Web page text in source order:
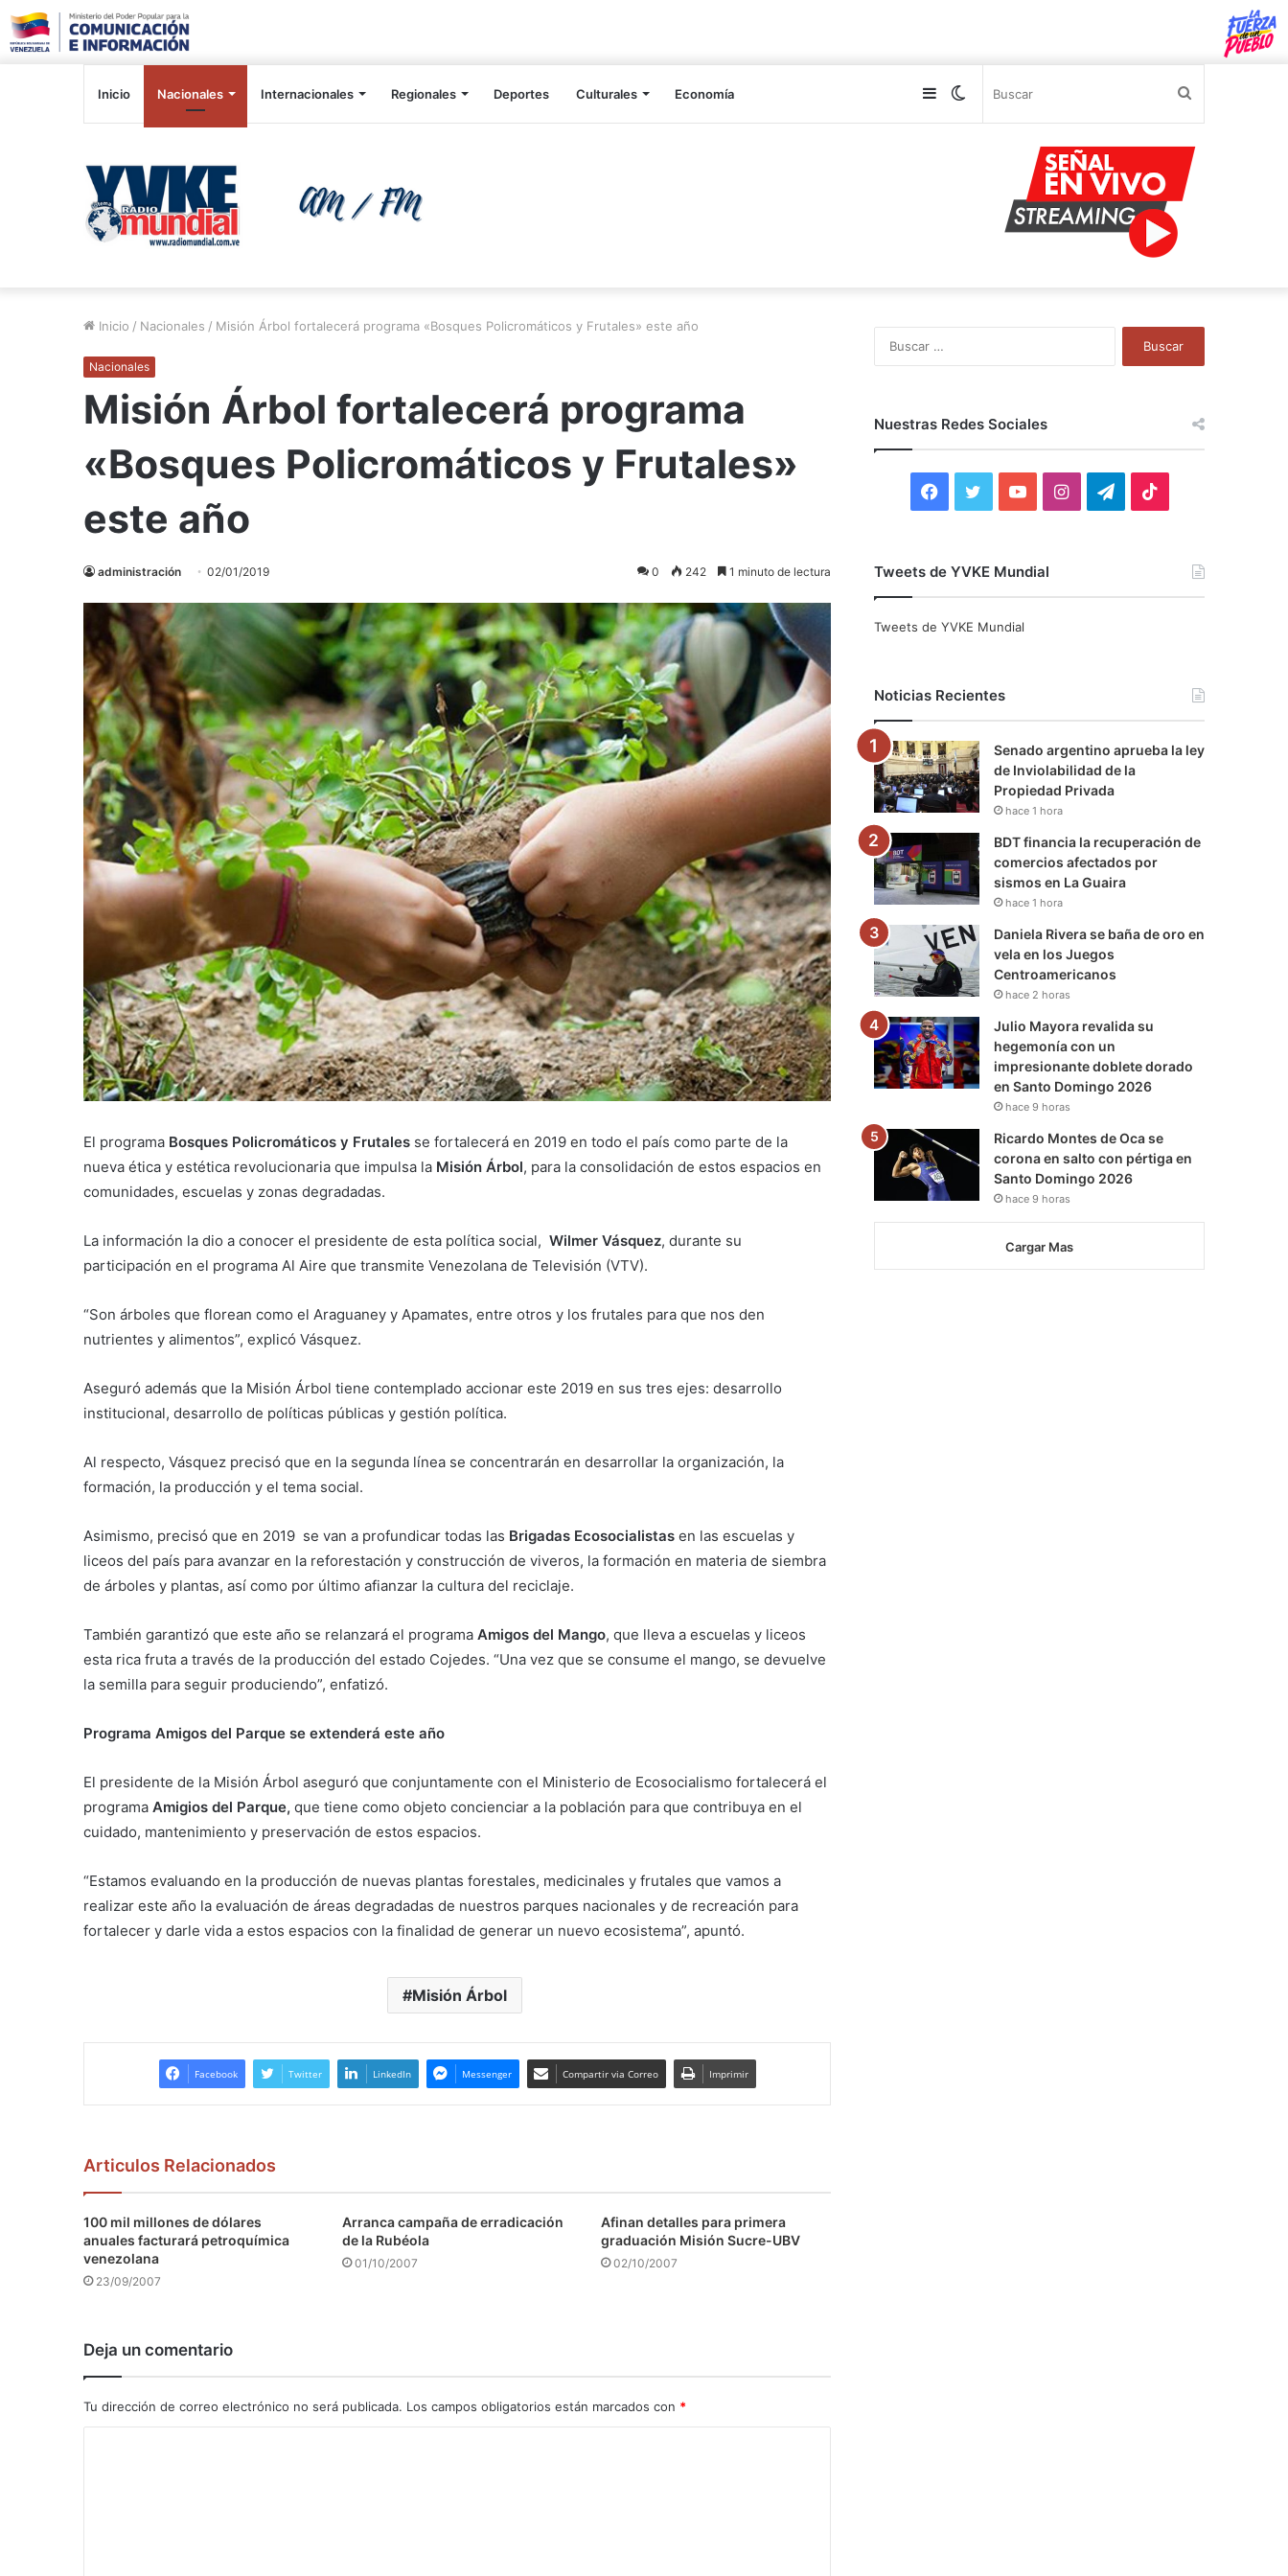
Inicio Nacionales Internacionales Regionales Deportes Culturales Economía Switch
Sidebar
Inicio / Nacionales / Misión Árbol fortalecerá programa «Bosques Policromáticos y Frutales» este año
Nacionales
Misión Árbol fortalecerá programa
«Bosques Policromáticos y Frutales»
este año
administración 02/01/2019 0 242 1 minuto de lectura
El programa Bosques Policromáticos y Frutales se fortalecerá en 2019 en todo el país como parte de la
nueva ética y estética revolucionaria que impulsa la Misión Árbol, para la consolidación de estos espacios en
comunidades, escuelas y zonas degradadas.
La información la dio a conocer el presidente de esta política social, Wilmer Vásquez, durante su
participación en el programa Al Aire que transmite Venezolana de Televisión (VTV).
“Son árboles que florean como el Araguaney y Apamates, entre otros y los frutales para que nos den
nutrientes y alimentos”, explicó Vásquez.
Aseguró además que la Misión Árbol tiene contemplado accionar este 2019 en sus tres ejes: desarrollo
institucional, desarrollo de políticas públicas y gestión política.
Al respecto, Vásquez precisó que en la segunda línea se concentrarán en desarrollar la organización, la
formación, la producción y el tema social.
Asimismo, precisó que en 2019 se van a profundicar todas las Brigadas Ecosocialistas en las escuelas y
liceos del país para avanzar en la reforestación y construcción de viveros, la formación en materia de siembra
de árboles y plantas, así como por último afianzar la cultura del reciclaje.
También garantizó que este año se relanzará el programa Amigos del Mango, que lleva a escuelas y liceos
esta rica fruta a través de la producción del estado Cojedes. “Una vez que se consume el mango, se devuelve
la semilla para seguir produciendo”, enfatizó.
Programa Amigos del Parque se extenderá este año
El presidente de la Misión Árbol aseguró que conjuntamente con el Ministerio de Ecosocialismo fortalecerá el
programa Amigios del Parque, que tiene como objeto concienciar a la población para que contribuya en el
cuidado, mantenimiento y preservación de estos espacios.
“Estamos evaluando en la producción de nuevas plantas forestales, medicinales y frutales que vamos a
realizar este año la evaluación de áreas degradadas de nuestros parques nacionales y de recreación para
fortalecer y darle vida a estos espacios con la finalidad de generar un nuevo ecosistema”, apuntó.
Misión Árbol
Facebook Twitter LinkedIn Messenger Compartir via Correo Imprimir
Articulos Relacionados
100 mil millones de dólares
anuales facturará petroquímica
venezolana
23/09/2007
Arranca campaña de erradicación
de la Rubéola
01/10/2007
Afinan detalles para primera
graduación Misión Sucre-UBV
02/10/2007
Deja un comentario
Tu dirección de correo electrónico no será publicada. Los campos obligatorios están marcados con *
Nuestras Redes Sociales
F
c
o
k
i
r
Y
u
e
I
r
a
m
T
a
m
Tweets de YVKE Mundial
Tweets de YVKE Mundial
Noticias Recientes
Senado argentino aprueba la ley
de Inviolabilidad de la
Propiedad Privada
hace 1 hora
BDT financia la recuperación de
comercios afectados por
sismos en La Guaira
hace 1 hora
Daniela Rivera se baña de oro en
vela en los Juegos
Centroamericanos
hace 2 horas
Julio Mayora revalida su
hegemonía con un
impresionante doblete dorado
en Santo Domingo 2026
hace 9 horas
Ricardo Montes de Oca se
corona en salto con pértiga en
Santo Domingo 2026
hace 9 horas
Cargar Mas